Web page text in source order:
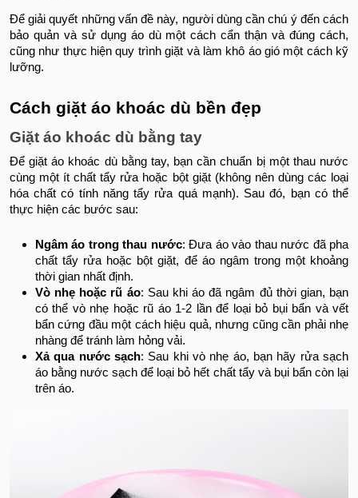
Để giải quyết những vấn đề này, người dùng cần chú ý đến cách
bảo quản và sử dụng áo dù một cách cẩn thận và đúng cách,
cũng như thực hiện quy trình giặt và làm khô áo gió một cách kỹ
lưỡng.
Cách giặt áo khoác dù bền đẹp
Giặt áo khoác dù bằng tay
Để giặt áo khoác dù bằng tay, bạn cần chuẩn bị một thau nước
cùng một ít chất tẩy rửa hoặc bột giặt (không nên dùng các loại
hóa chất có tính năng tẩy rửa quá mạnh). Sau đó, bạn có thể
thực hiện các bước sau:
Ngâm áo trong thau nước: Đưa áo vào thau nước đã pha
chất tẩy rửa hoặc bột giặt, để áo ngâm trong một khoảng
thời gian nhất định.
Vò nhẹ hoặc rũ áo: Sau khi áo đã ngâm đủ thời gian, bạn
có thể vò nhẹ hoặc rũ áo 1-2 lần để loại bỏ bụi bẩn và vết
bẩn cứng đầu một cách hiệu quả, nhưng cũng cần phải nhẹ
nhàng để tránh làm hỏng vải.
Xả qua nước sạch: Sau khi vò nhẹ áo, bạn hãy rửa sạch
áo bằng nước sạch để loại bỏ hết chất tẩy và bụi bẩn còn lại
trên áo.